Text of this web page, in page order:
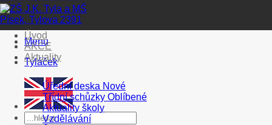
Menu
Tyláček
Úvod
AKCE
Aktuality
Úřední deska
Třídní schůzky
Aktuality školy
Vzdělávání